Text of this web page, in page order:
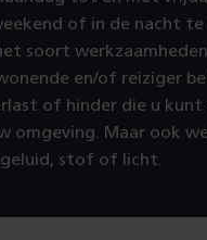
of in de nacht
soort
en/of reiziger
of hinder die u kunt
omgeving. Maar ook
stof of licht.